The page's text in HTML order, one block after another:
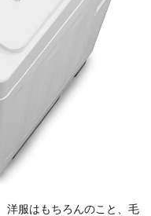
洋服はもちろんのこと、毛